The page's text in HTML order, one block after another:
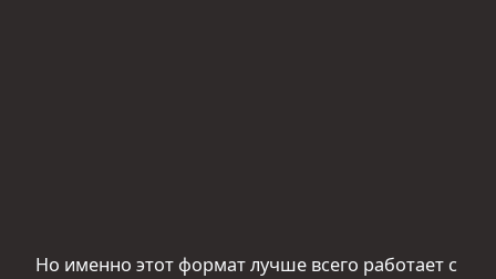
Но именно этот формат лучше всего работает с